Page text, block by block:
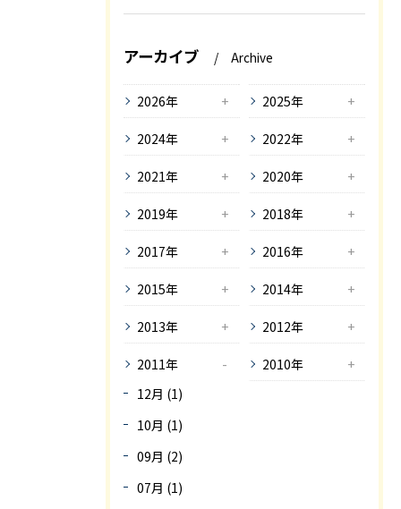
アーカイブ Archive
2026年 2025年
2024年 2022年
2021年 2020年
2019年 2018年
2017年 2016年
2015年 2014年
2013年 2012年
2011年
12月 (1)
10月 (1)
09月 (2)
07月 (1)
2010年